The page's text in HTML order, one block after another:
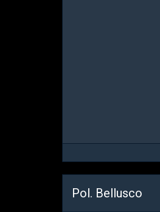
Pol. Bellusco